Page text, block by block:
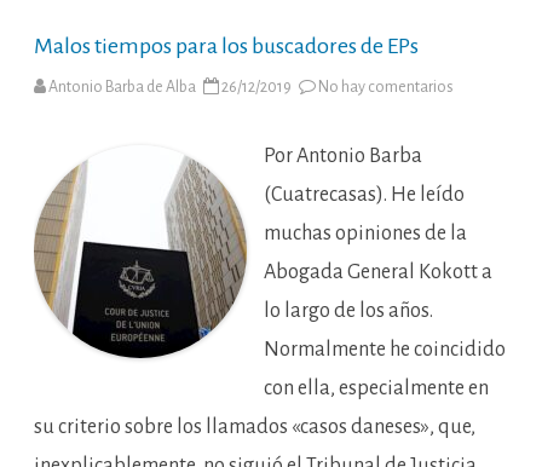
Malos tiempos para los buscadores de EPs
Antonio Barba de Alba 26/12/2019 No hay comentarios
de
EPs
Por Antonio Barba
(Cuatrecasas). He leído
muchas opiniones de la
Abogada General Kokott a
lo largo de los años.
Normalmente he coincidido
con ella, especialmente en
su criterio sobre los llamados «casos daneses», que,